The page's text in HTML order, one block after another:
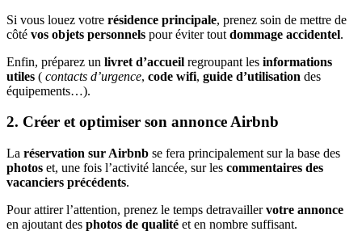
Si vous louez votre résidence principale, prenez soin de mettre de
côté vos objets personnels pour éviter tout dommage accidentel.
Enfin, préparez un livret d’accueil regroupant les informations
utiles ( contacts d’urgence, code wifi, guide d’utilisation des
équipements…).
2. Créer et optimiser son annonce Airbnb
La réservation sur Airbnb se fera principalement sur la base des
photos et, une fois l’activité lancée, sur les commentaires des
vacanciers précédents.
Pour attirer l’attention, prenez le temps detravaillervotre annonce
en ajoutant des photos de qualité et en nombre suffisant.